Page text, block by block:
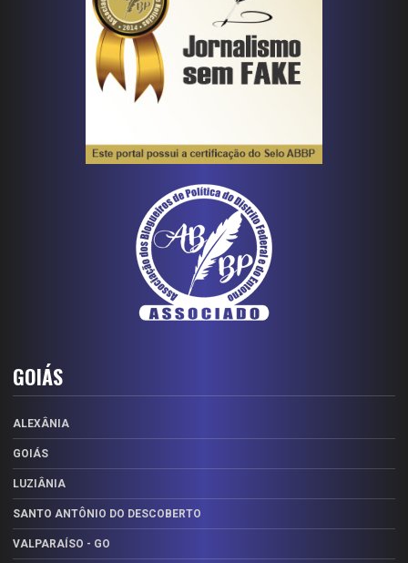
GOIÁS
ALEXÂNIA
GOIÁS
LUZIÂNIA
SANTO ANTÔNIO DO DESCOBERTO
VALPARAÍSO - GO